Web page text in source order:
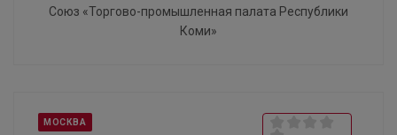
Союз «Торгово-промышленная палата Республики
Коми»
МОСКВА